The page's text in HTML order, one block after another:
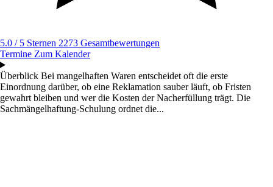
5.0 / 5 Sternen 2273 Gesamtbewertungen
Termine Zum Kalender
Überblick Bei mangelhaften Waren entscheidet oft die erste
Einordnung darüber, ob eine Reklamation sauber läuft, ob Fristen
gewahrt bleiben und wer die Kosten der Nacherfüllung trägt. Die
Sachmängelhaftung-Schulung ordnet die...